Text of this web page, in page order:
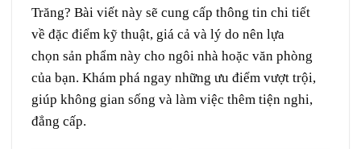
Trăng? Bài viết này sẽ cung cấp thông tin chi tiết
về đặc điểm kỹ thuật, giá cả và lý do nên lựa
chọn sản phẩm này cho ngôi nhà hoặc văn phòng
của bạn. Khám phá ngay những ưu điểm vượt trội,
giúp không gian sống và làm việc thêm tiện nghi,
đẳng cấp.